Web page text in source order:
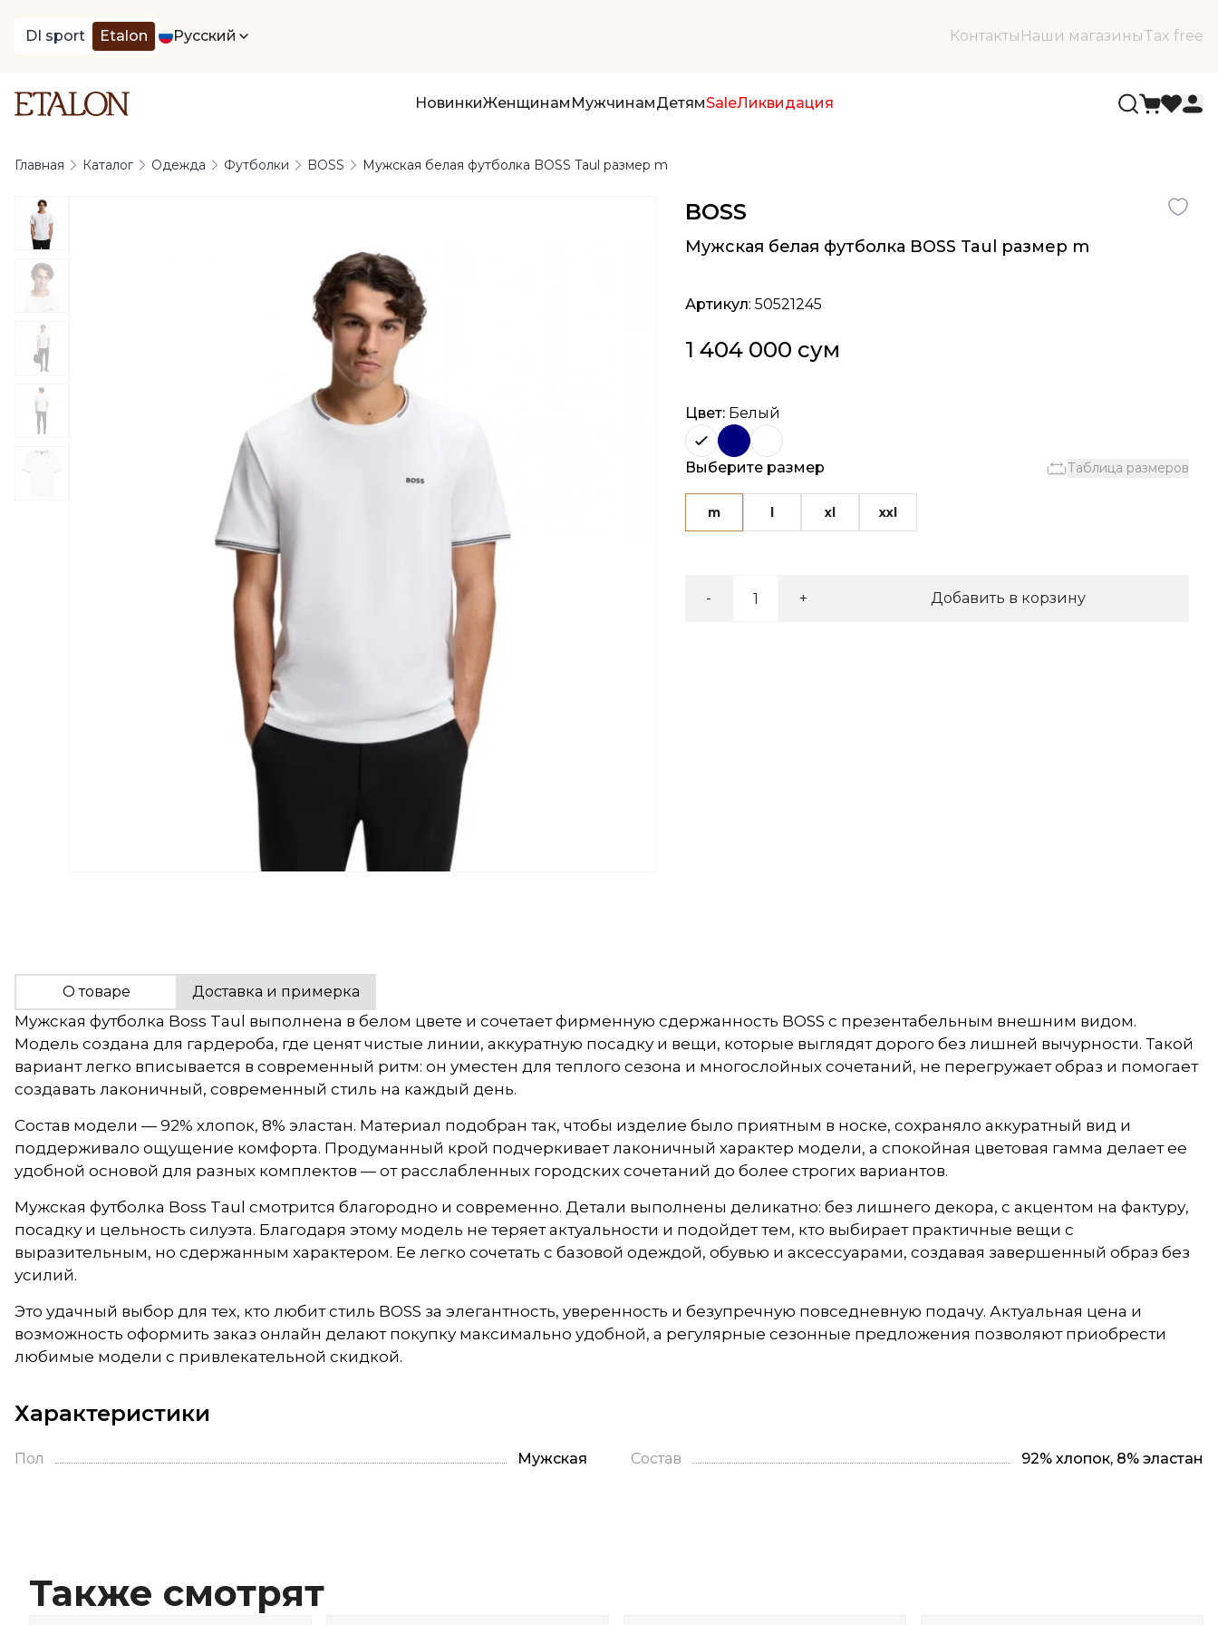
DI sport Etalon Русский Контакты Наши магазиныTax free
НовинкиЖенщинам МужчинамДетямSaleЛиквидация
Главная Каталог Одежда Футболки BOSS Мужская белая футболка BOSS Taul размер m
BOSS
Мужская белая футболка BOSS Taul размер m
Артикул: 50521245
1 404 000 сум
Цвет: Белый
Выберите размер Таблица размеров
m l xl xxl
- + Добавить в корзину
О товаре Доставка и примерка
Мужская футболка Boss Taul выполнена в белом цвете и сочетает фирменную сдержанность BOSS с презентабельным внешним видом.
Модель создана для гардероба, где ценят чистые линии, аккуратную посадку и вещи, которые выглядят дорого без лишней вычурности. Такой
вариант легко вписывается в современный ритм: он уместен для теплого сезона и многослойных сочетаний, не перегружает образ и помогает
создавать лаконичный, современный стиль на каждый день.
Состав модели — 92% хлопок, 8% эластан. Материал подобран так, чтобы изделие было приятным в носке, сохраняло аккуратный вид и
поддерживало ощущение комфорта. Продуманный крой подчеркивает лаконичный характер модели, а спокойная цветовая гамма делает ее
удобной основой для разных комплектов — от расслабленных городских сочетаний до более строгих вариантов.
Мужская футболка Boss Taul смотрится благородно и современно. Детали выполнены деликатно: без лишнего декора, с акцентом на фактуру,
посадку и цельность силуэта. Благодаря этому модель не теряет актуальности и подойдет тем, кто выбирает практичные вещи с
выразительным, но сдержанным характером. Ее легко сочетать с базовой одеждой, обувью и аксессуарами, создавая завершенный образ без
усилий.
Это удачный выбор для тех, кто любит стиль BOSS за элегантность, уверенность и безупречную повседневную подачу. Актуальная цена и
возможность оформить заказ онлайн делают покупку максимально удобной, а регулярные сезонные предложения позволяют приобрести
любимые модели с привлекательной скидкой.
Характеристики
Пол Мужская Состав 92% хлопок, 8% эластан
Также смотрят